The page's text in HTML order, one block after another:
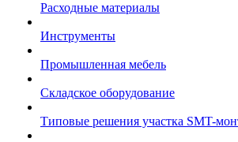
Расходные материалы
Инструменты
Промышленная мебель
Складское оборудование
Типовые решения участка SMT-